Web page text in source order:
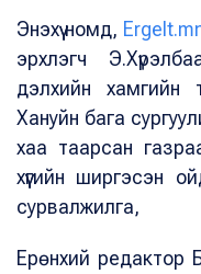
Энэхүү номд,
эрхлэгч
дэлхийн
Хануйн бага
хаа таарсан
хүүгийн ширгэсэн
сурвалжилга,
Ерөнхий редактор